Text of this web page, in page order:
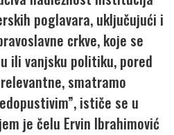
poglavara, uključujući i
crkve, koje se
ili vanjsku politiku, pored
smatramo
ističe se u
je čelu Ervin Ibrahimović